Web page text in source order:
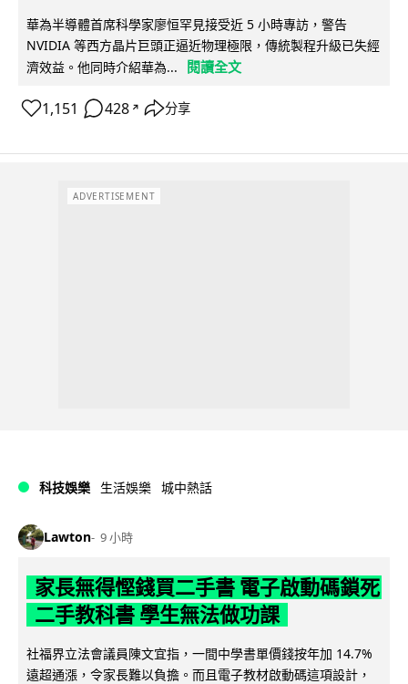
華為半導體首席科學家廖恒罕見接受近 5 小時專訪，警告
NVIDIA 等西方晶片巨頭正逼近物理極限，傳統製程升級已失經
濟效益。他同時介紹華為...
閱讀全文
1,151 428 ↗ 分享
ADVERTISEMENT
科技娛樂 生活娛樂 城中熱話
Lawton 9 小時
家長無得慳錢買二手書 電子啟動碼鎖死
二手教科書 學生無法做功課
社福界立法會議員陳文宜指，一間中學書單價錢按年加 14.7%
遠超通漲，令家長難以負擔。而且電子教材啟動碼這項設計，